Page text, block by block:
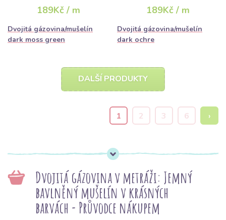
189Kč / m
Dvojitá gázovina/mušelín
dark moss green
189Kč / m
Dvojitá gázovina/mušelín
dark ochre
DALŠÍ PRODUKTY
1 2 3 6 ›
Dvojitá gázovina v metráži: Jemný
bavlněný mušelín v krásných
barvách - Průvodce nákupem